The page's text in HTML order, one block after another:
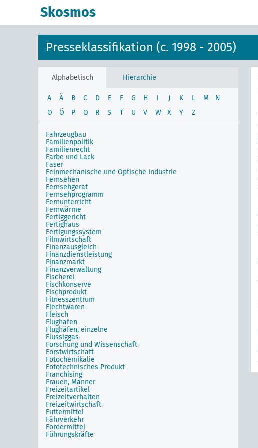
Skosmos
Presseklassifikation (c. 1998 - 2005)
Alphabetisch Hierarchie
A Ä B C D E F G H I J K L M
N
O
Ö P Q R S T U V W X Y Z
Fahrzeugbau
Familienpolitik
Familienrecht
Farbe und Lack
Faser
Feinmechanische und Optische Industrie
Fernsehen
Fernsehgerät
Fernsehprogramm
Fernunterricht
Fernwärme
Fertiggericht
Fertighaus
Fertigungssystem
Filmwirtschaft
Finanzausgleich
Finanzdienstleistung
Finanzmarkt
Finanzverwaltung
Fischerei
Fischkonserve
Fischprodukt
Fitnesszentrum
Flechtwaren
Fleisch
Flughafen
Flughäfen, einzelne
Flüssiggas
Forschung und Wissenschaft
Forstwirtschaft
Fotochemikalie
Fototechnisches Produkt
Franchising
Frauen, Männer
Freizeitartikel
Freizeitverhalten
Freizeitwirtschaft
Futtermittel
Fährverkehr
Fördermittel
Führungskräfte